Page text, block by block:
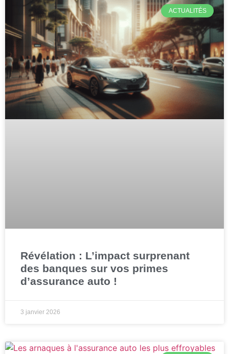
ACTUALITÉS
Révélation : L’impact surprenant
des banques sur vos primes
d’assurance auto !
3 janvier 2026